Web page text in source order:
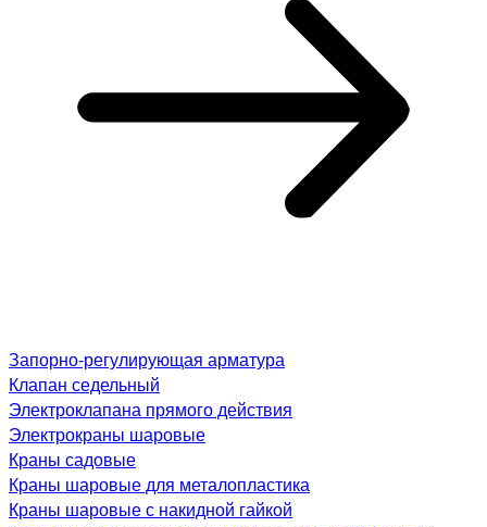
Запорно-регулирующая арматура
Клапан седельный
Электроклапана прямого действия
Электрокраны шаровые
Краны садовые
Краны шаровые для металопластика
Краны шаровые с накидной гайкой